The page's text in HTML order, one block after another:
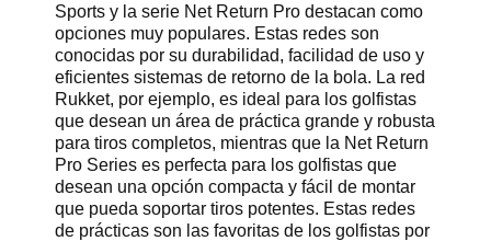
Sports y la serie Net Return Pro destacan como
opciones muy populares. Estas redes son
conocidas por su durabilidad, facilidad de uso y
eficientes sistemas de retorno de la bola. La red
Rukket, por ejemplo, es ideal para los golfistas
que desean un área de práctica grande y robusta
para tiros completos, mientras que la Net Return
Pro Series es perfecta para los golfistas que
desean una opción compacta y fácil de montar
que pueda soportar tiros potentes. Estas redes
de prácticas son las favoritas de los golfistas por